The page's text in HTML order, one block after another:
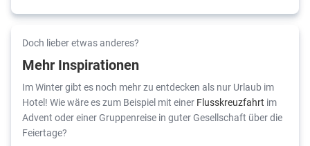
Doch lieber etwas anderes?
Mehr Inspirationen
Im Winter gibt es noch mehr zu entdecken als nur Urlaub im
Hotel! Wie wäre es zum Beispiel mit einer Flusskreuzfahrt im
Advent oder einer Gruppenreise in guter Gesellschaft über die
Feiertage?